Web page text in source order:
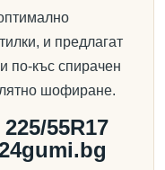
и предлагат
по-къс спирачен
лятно шофиране.
55R17